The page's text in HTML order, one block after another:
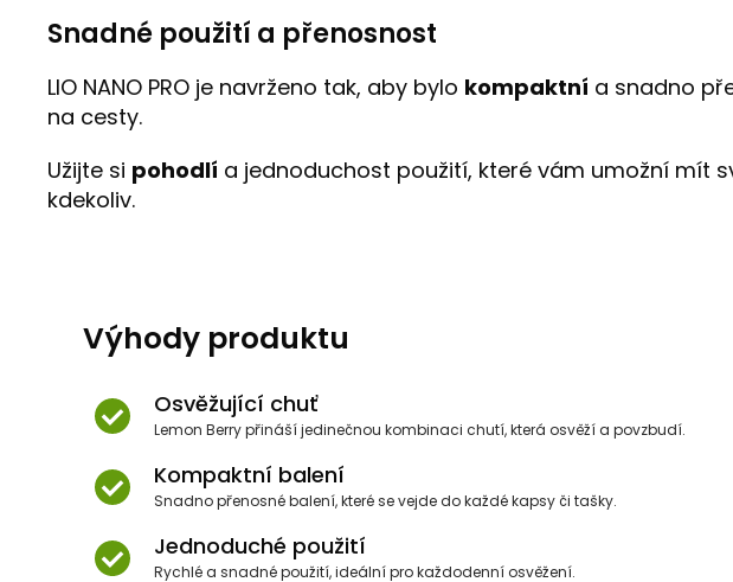
Snadné použití a přenosnost
LIO NANO PRO je navrženo tak, aby bylo kompaktní a snadno
na cesty.
Užijte si pohodlí a jednoduchost použití, které vám umožní mít
kdekoliv.
Výhody produktu
Osvěžující chuť
Lemon Berry přináší jedinečnou kombinaci chutí, která osvěží a povzbudí.
Kompaktní balení
Snadno přenosné balení, které se vejde do každé kapsy či tašky.
Jednoduché použití
Rychlé a snadné použití, ideální pro každodenní osvěžení.